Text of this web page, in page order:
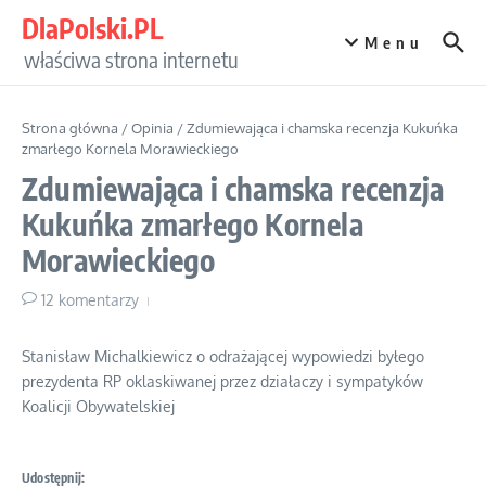
DlaPolski.PL
właściwa strona internetu
Menu
Strona główna /Opinia /Zdumiewająca i chamska recenzja Kukuńka
zmarłego Kornela Morawieckiego
Zdumiewająca i chamska recenzja
Kukuńka zmarłego Kornela
Morawieckiego
12 komentarzy
Stanisław Michalkiewicz o odrażającej wypowiedzi byłego
prezydenta RP oklaskiwanej przez działaczy i sympatyków
Koalicji Obywatelskiej
Udostępnij: